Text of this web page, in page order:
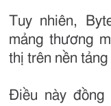
Tuy nhiên,
mảng thương
thị trên nền tảng
Điều này đồng